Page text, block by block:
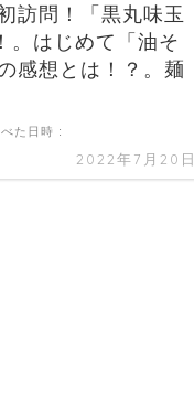
訪問！「黒丸味玉
。はじめて「油そ
感想とは！？。麺
2022年7月20日
た日時 :